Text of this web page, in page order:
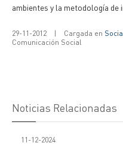
ambientes y la metodología de
29-11-2012 | Cargada en
Comunicación Social
Noticias Relacionadas
11-12-2024